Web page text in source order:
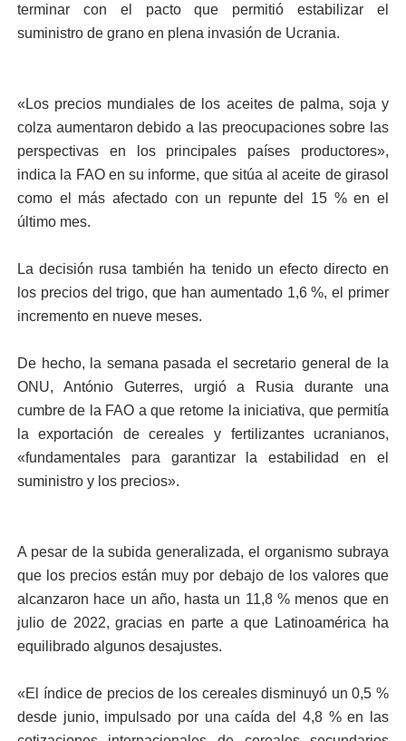
terminar con el pacto que permitió estabilizar el
suministro de grano en plena invasión de Ucrania.
«Los precios mundiales de los aceites de palma, soja y
colza aumentaron debido a las preocupaciones sobre las
perspectivas en los principales países productores»,
indica la FAO en su informe, que sitúa al aceite de girasol
como el más afectado con un repunte del 15 % en el
último mes.
La decisión rusa también ha tenido un efecto directo en
los precios del trigo, que han aumentado 1,6 %, el primer
incremento en nueve meses.
De hecho, la semana pasada el secretario general de la
ONU, António Guterres, urgió a Rusia durante una
cumbre de la FAO a que retome la iniciativa, que permitía
la exportación de cereales y fertilizantes ucranianos,
«fundamentales para garantizar la estabilidad en el
suministro y los precios».
A pesar de la subida generalizada, el organismo subraya
que los precios están muy por debajo de los valores que
alcanzaron hace un año, hasta un 11,8 % menos que en
julio de 2022, gracias en parte a que Latinoamérica ha
equilibrado algunos desajustes.
«El índice de precios de los cereales disminuyó un 0,5 %
desde junio, impulsado por una caída del 4,8 % en las